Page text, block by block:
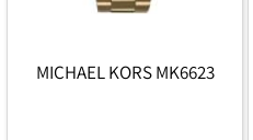
MICHAEL KORS MK6623